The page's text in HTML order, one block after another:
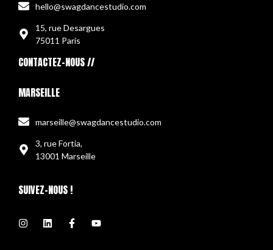
hello@swagdancestudio.com
15, rue Desargues
75011 Paris
CONTACTEZ-NOUS //
MARSEILLE
marseille@swagdancestudio.com
3, rue Fortia,
13001 Marseille
SUIVEZ-NOUS !